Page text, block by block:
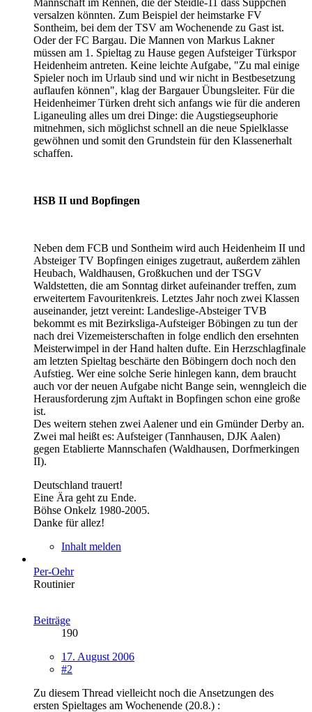
versalzen könnten. Zum Beispiel der heimstarke FV
Sontheim, bei dem der TSV am Wochenende zu Gast ist.
Oder der FC Bargau. Die Mannen von Markus Lakner
müssen am 1. Spieltag zu Hause gegen Aufsteiger Türkspor
Heidenheim antreten. Keine leichte Aufgabe, "Zu mal einige
Spieler noch im Urlaub sind und wir nicht in Bestbesetzung
auflaufen können", klag der Bargauer Übungsleiter. Für die
Heidenheimer Türken dreht sich anfangs wie für die anderen
Liganeuling alles um drei Dinge: die Augstiegseuphorie
mitnehmen, sich möglichst schnell an die neue Spielklasse
gewöhnen und somit den Grundstein für den Klassenerhalt
schaffen.
HSB II und Bopfingen
Neben dem FCB und Sontheim wird auch Heidenheim II und
Absteiger TV Bopfingen einiges zugetraut, außerdem zählen
Heubach, Waldhausen, Großkuchen und der TSGV
Waldstetten, die am Sonntag dirket aufeinander treffen, zum
erweitertem Favouritenkreis. Letztes Jahr noch zwei Klassen
auseinander, jetzt vereint: Landeslige-Absteiger TVB
bekommt es mit Bezirksliga-Aufsteiger Böbingen zu tun der
nach drei Vizemeisterschaften in folge endlich den ersehnten
Meisterwimpel in der Hand halten dufte. Ein Herzschlagfinale
am letzten Spieltag beschärte den Böbingern doch noch den
Aufstieg. Wer eine solche Serie hinlegen kann, dem braucht
auch vor der neuen Aufgabe nicht Bange sein, wenngleich die
Herausforderung zjm Auftakt in Bopfingen schon eine große
ist.
Des weitern stehen zwei Aalener und ein Gmünder Derby an.
Zwei mal heißt es: Aufsteiger (Tannhausen, DJK Aalen)
gegen Etablierte Mannschafen (Waldhausen, Dorfmerkingen
II).
Deutschland trauert!
Eine Ära geht zu Ende.
Böhse Onkelz 1980-2005.
Danke für allez!
Inhalt melden
Per-Oehr
Routinier
Beiträge
190
17. August 2006
#2
Zu diesem Thread vielleicht noch die Ansetzungen des
ersten Spieltages am Wochenende (20.8.) :